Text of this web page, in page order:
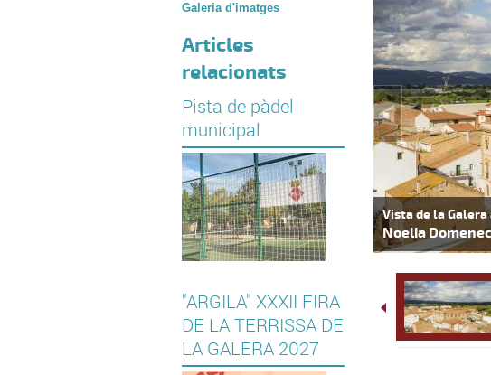
Galeria d'imatges
Articles
relacionats
Pista de pàdel
municipal
"ARGILA" XXXII FIRA
DE LA TERRISSA DE
LA GALERA 2027
Vista de la
Noelia